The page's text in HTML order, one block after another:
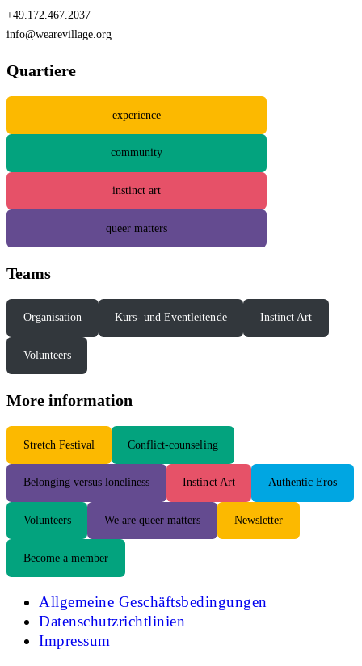
+49.172.467.2037
info@wearevillage.org
Quartiere
experience
community
instinct art
queer matters
Teams
Organisation Kurs- und Eventleitende Instinct Art
Volunteers
More information
Stretch Festival Conflict-counseling
Belonging versus loneliness Instinct Art Authentic Eros
Volunteers We are queer matters Newsletter
Become a member
Allgemeine Geschäftsbedingungen
Datenschutzrichtlinien
Impressum